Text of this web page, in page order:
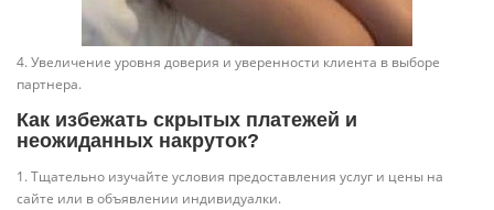
4. Увеличение уровня доверия и уверенности клиента в выборе
партнера.
Как избежать скрытых платежей и
неожиданных накруток?
1. Тщательно изучайте условия предоставления услуг и цены на
сайте или в объявлении индивидуалки.